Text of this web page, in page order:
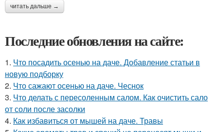
читать дальше →
Последние обновления на сайте:
1. Что посадить осенью на даче. Добавление статьи в
новую подборку
2. Что сажают осенью на даче. Чеснок
3. Что делать с пересоленным салом. Как очистить сало
от соли после засолки
4. Как избавиться от мышей на даче. Травы